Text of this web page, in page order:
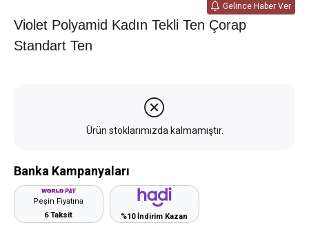
Gelince Haber Ver
Violet Polyamid Kadın Tekli Ten Çorap
Standart Ten
Ürün stoklarımızda kalmamıştır.
Banka Kampanyaları
Peşin Fiyatına
6 Taksit
%10 İndirim Kazan